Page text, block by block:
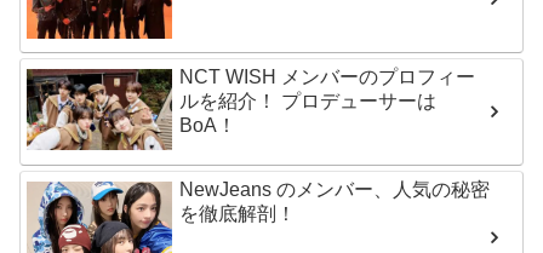
NCT WISH メンバーのプロフィー
ルを紹介！ プロデューサーは
BoA！
NewJeans のメンバー、人気の秘密
を徹底解剖！